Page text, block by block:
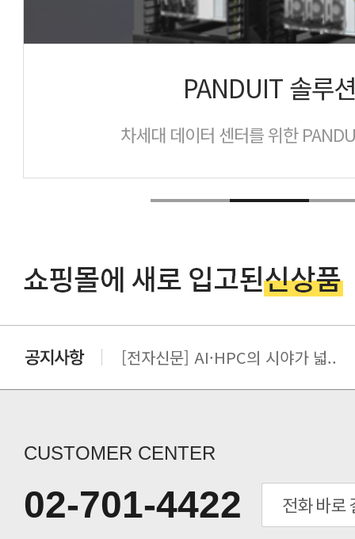
PANDUIT 솔루션
차세대 데이터 센터를 위한
[전자신문] AI·HPC의 시야가 넓..
[전자신문] “민감 데이터도 안심하
[전자신문] 테라텍과 함께 최적의
[전자신문] AI 인프라 써보고 결정..
CUSTOMER CENTER
02-701-4422